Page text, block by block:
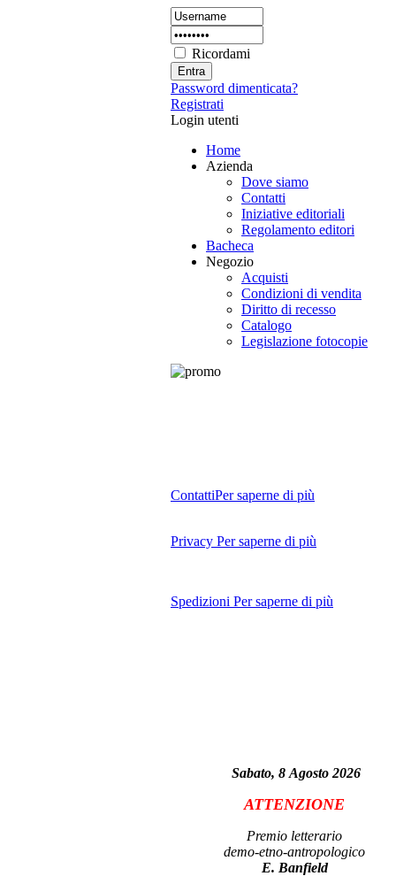
Ricordami
Password dimenticata?
Registrati
Login utenti
Home
Azienda
Dove siamo
Contatti
Iniziative editoriali
Regolamento editori
Bacheca
Negozio
Acquisti
Condizioni di vendita
Diritto di recesso
Catalogo
Legislazione fotocopie
ContattiPer saperne di più
Privacy Per saperne di più
Spedizioni Per saperne di più
Sabato, 8 Agosto 2026
ATTENZIONE
Premio letterario
demo-etno-antropologico
E. Banfield